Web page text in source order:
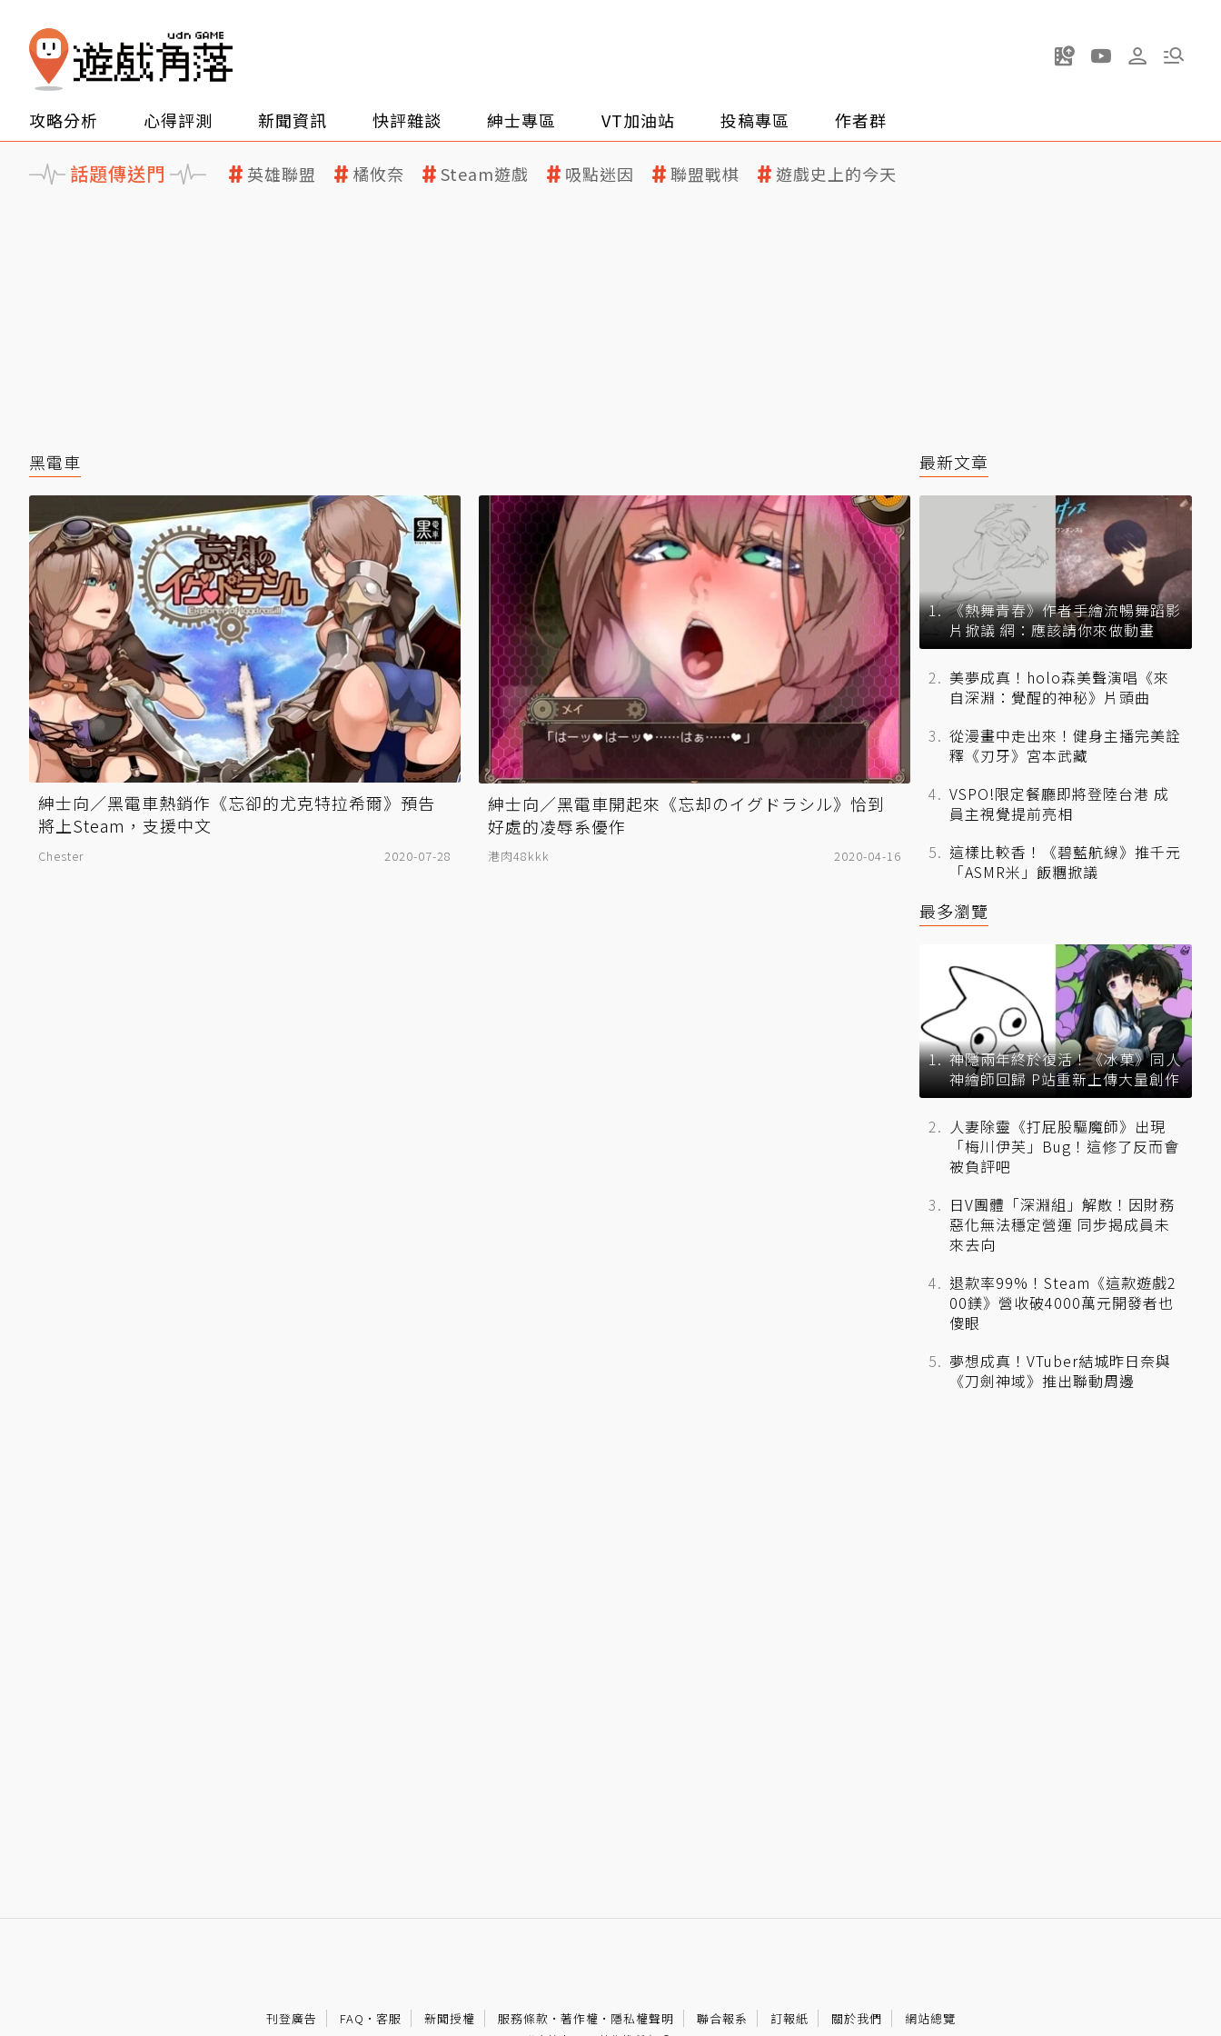
攻略分析 心得評測 新聞資訊 快評雜談 紳士專區 VT加油站 投稿專區 作者群
話題傳送門 英雄聯盟 橘攸奈 Steam遊戲 吸點迷因 聯盟戰棋 遊戲史上的今天
黑電車
紳士向／黑電車熱銷作《忘卻的尤克特拉希爾》預告
將上Steam，支援中文
Chester 2020-07-28
紳士向／黑電車開起來《忘却のイグドラシル》恰到
好處的凌辱系優作
港肉48kkk 2020-04-16
最新文章
《熱舞青春》作者手繪流暢舞蹈影
片掀議 網：應該請你來做動畫
美夢成真！holo森美聲演唱《來
自深淵：覺醒的神秘》片頭曲
從漫畫中走出來！健身主播完美詮
釋《刃牙》宮本武藏
VSPO!限定餐廳即將登陸台港 成
員主視覺提前亮相
這樣比較香！《碧藍航線》推千元
「ASMR米」飯糰掀議
最多瀏覽
神隱兩年終於復活！《冰菓》同人
神繪師回歸 P站重新上傳大量創作
人妻除靈《打屁股驅魔師》出現
「梅川伊芙」Bug！這修了反而會
被負評吧
日V團體「深淵組」解散！因財務
惡化無法穩定營運 同步揭成員未
來去向
退款率99%！Steam《這款遊戲2
00鎂》營收破4000萬元開發者也
傻眼
夢想成真！VTuber結城昨日奈與
《刀劍神域》推出聯動周邊
刊登廣告 FAQ · 客服 新聞授權 服務條款 · 著作權 · 隱私權聲明 聯合報系 訂報紙 關於我們 網站總覽